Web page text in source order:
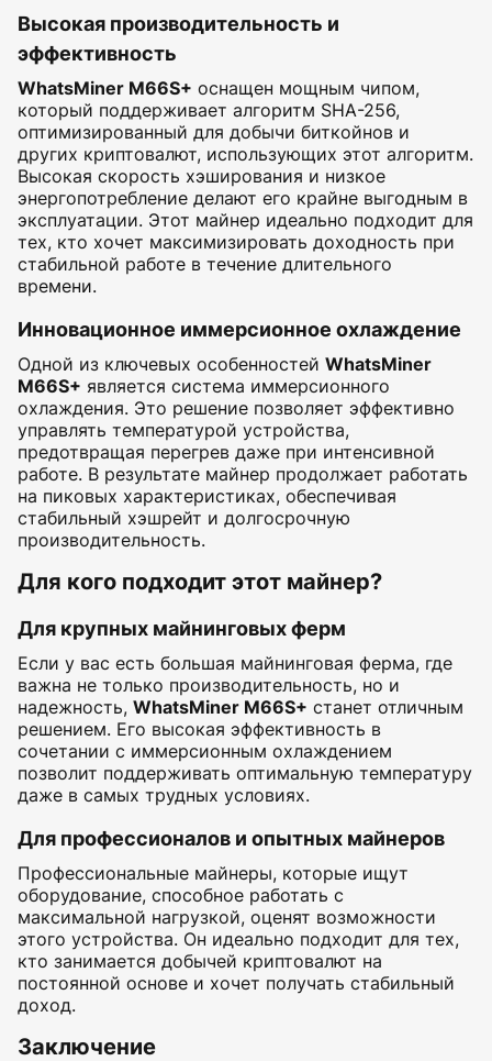
Высокая производительность и
эффективность
WhatsMiner M66S+ оснащен мощным чипом,
который поддерживает алгоритм SHA-256,
оптимизированный для добычи биткойнов и
других криптовалют, использующих этот алгоритм.
Высокая скорость хэширования и низкое
энергопотребление делают его крайне выгодным в
эксплуатации. Этот майнер идеально подходит для
тех, кто хочет максимизировать доходность при
стабильной работе в течение длительного
времени.
Инновационное иммерсионное охлаждение
Одной из ключевых особенностей WhatsMiner
M66S+ является система иммерсионного
охлаждения. Это решение позволяет эффективно
управлять температурой устройства,
предотвращая перегрев даже при интенсивной
работе. В результате майнер продолжает работать
на пиковых характеристиках, обеспечивая
стабильный хэшрейт и долгосрочную
производительность.
Для кого подходит этот майнер?
Для крупных майнинговых ферм
Если у вас есть большая майнинговая ферма, где
важна не только производительность, но и
надежность, WhatsMiner M66S+ станет отличным
решением. Его высокая эффективность в
сочетании с иммерсионным охлаждением
позволит поддерживать оптимальную температуру
даже в самых трудных условиях.
Для профессионалов и опытных майнеров
Профессиональные майнеры, которые ищут
оборудование, способное работать с
максимальной нагрузкой, оценят возможности
этого устройства. Он идеально подходит для тех,
кто занимается добычей криптовалют на
постоянной основе и хочет получать стабильный
доход.
Заключение